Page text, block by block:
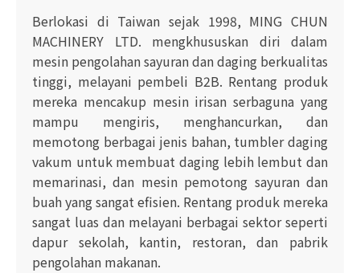
Berlokasi di Taiwan sejak 1998, MING CHUN
MACHINERY LTD. mengkhususkan diri dalam
mesin pengolahan sayuran dan daging berkualitas
tinggi, melayani pembeli B2B. Rentang produk
mereka mencakup mesin irisan serbaguna yang
mampu mengiris, menghancurkan, dan
memotong berbagai jenis bahan, tumbler daging
vakum untuk membuat daging lebih lembut dan
memarinasi, dan mesin pemotong sayuran dan
buah yang sangat efisien. Rentang produk mereka
sangat luas dan melayani berbagai sektor seperti
dapur sekolah, kantin, restoran, dan pabrik
pengolahan makanan.